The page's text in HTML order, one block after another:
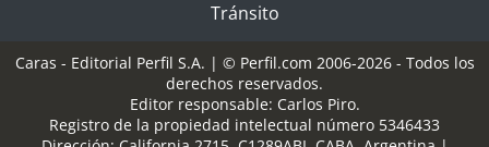
Tránsito
Caras - Editorial Perfil S.A. | © Perfil.com 2006-2026 - Todos los
derechos reservados.
Editor responsable: Carlos Piro.
Registro de la propiedad intelectual número 5346433